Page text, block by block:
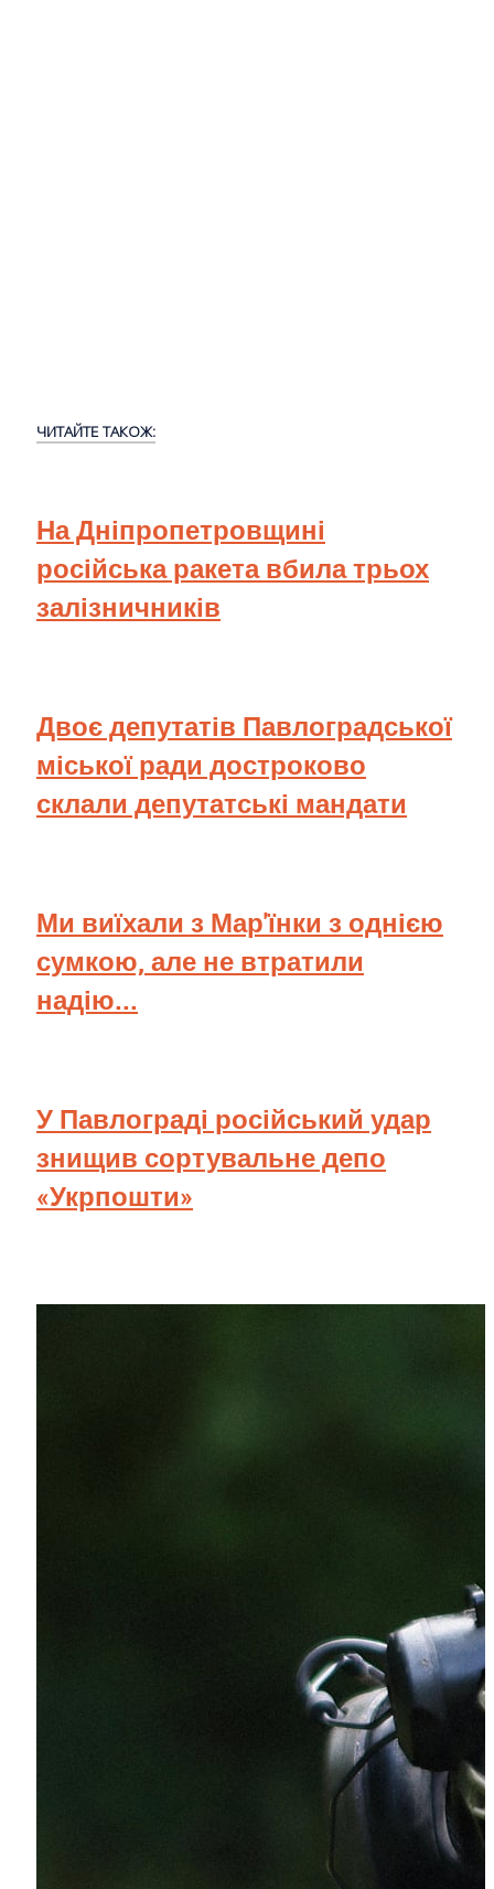
ЧИТАЙТЕ ТАКОЖ:
На Дніпропетровщині
російська ракета вбила трьох
залізничників
Двоє депутатів Павлоградської
міської ради достроково
склали депутатські мандати
Ми виїхали з Мар'їнки з однією
сумкою, але не втратили
надію...
У Павлограді російський удар
знищив сортувальне депо
«Укрпошти»